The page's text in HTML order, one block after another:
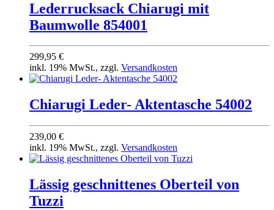
Lederrucksack Chiarugi mit
Baumwolle 854001
299,95 €
inkl. 19% MwSt., zzgl. Versandkosten
Chiarugi Leder- Aktentasche 54002
239,00 €
inkl. 19% MwSt., zzgl. Versandkosten
Lässig geschnittenes Oberteil von
Tuzzi